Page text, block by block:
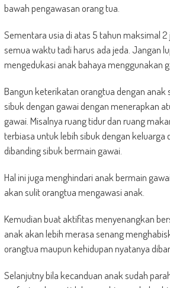
bawah pengawasan orang tua.
Sementara usia di atas 5 tahun maksimal
semua waktu tadi harus ada jeda. Jangan
mengedukasi anak bahaya menggunakan
Bangun keterikatan orangtua dengan anak
sibuk dengan gawai dengan menerapkan
gawai. Misalnya ruang tidur dan ruang
terbiasa untuk lebih sibuk dengan keluarga
dibanding sibuk bermain gawai.
Hal ini juga menghindari anak bermain
akan sulit orangtua mengawasi anak.
Kemudian buat aktifitas menyenangkan
anak akan lebih merasa senang
orangtua maupun kehidupan nyatanya
Selanjutny bila kecanduan anak sudah